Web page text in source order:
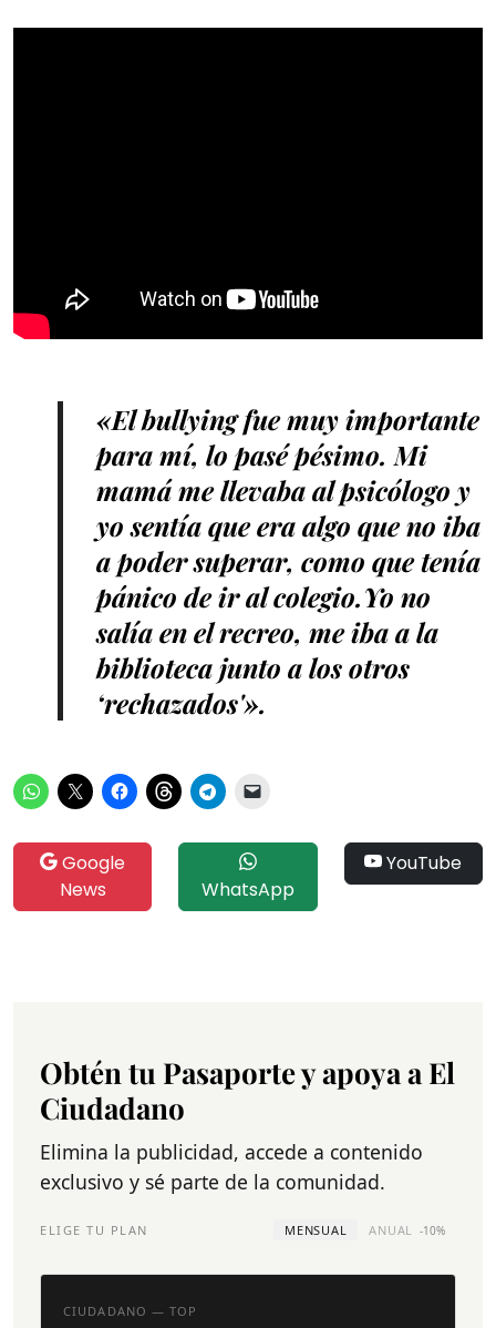
«El bullying fue muy importante
para mí, lo pasé pésimo. Mi
mamá me llevaba al psicólogo y
yo sentía que era algo que no iba
a poder superar, como que tenía
pánico de ir al colegio.Yo no
salía en el recreo, me iba a la
biblioteca junto a los otros
‘rechazados'».
Google
News
WhatsApp
YouTube
Obtén tu Pasaporte y apoya a El
Ciudadano
Elimina la publicidad, accede a contenido
exclusivo y sé parte de la comunidad.
ELIGE TU PLAN MENSUAL ANUAL -10%
CIUDADANO — TOP